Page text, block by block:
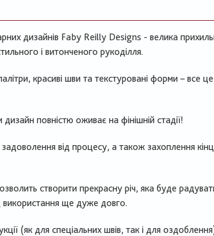
дизайнів Faby Reilly Designs - велика
і витонченого рукоділля.
красиві шви та текстуровані форми – все
повністю оживає на фінішній стадії!
від процесу, а також захоплення
створити прекрасну річ, яка буде
використання ще дуже довго.
(як для спеціальних швів, так і для